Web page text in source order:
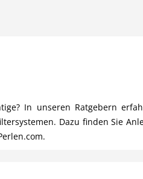
In unseren Ratgebern
Dazu finden Sie